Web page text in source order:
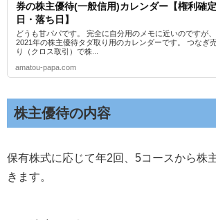
券の株主優待(一般信用)カレンダー【権利確定
日・落ち日】
どうも甘パパです。 完全に自分用のメモに近いのですが、
2021年の株主優待タダ取り用のカレンダーです。 つなぎ
り（クロス取引）で株...
amatou-papa.com
株主優待の内容
保有株式に応じて年2回、5コースから株
きます。